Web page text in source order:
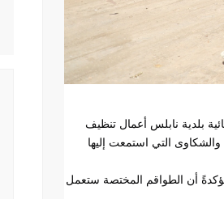
بلدية نابلس أعمال تنظيف
التي استمعت إليها
أن الطواقم المختصة ستعمل